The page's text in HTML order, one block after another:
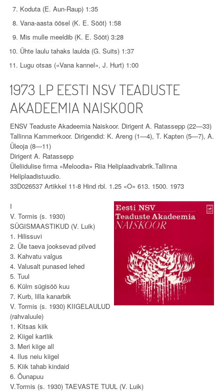
Koduta (E. Aun-Raup) 1:35
Vana-aasta öösel (K. E. Sööt) 1:58
Mis mulle meeldib (K. E. Sööt) 3:28
Ühte laulu tahaks laulda (G. Suits) 1:37
Lugu otsas («Vana kannel», J. Hurt) 1:00
1973 LP EESTI NSV TEADUSTE
AKADEEMIA NAISKOOR
ENSV Teaduste Akadeemia Naiskoor. Dirigent A. Ratassepp (22—33)
Tallinna Kammerkoor. Dirigendid: K. Areng (1—4), T. Kapten (5—7), A.
Üleoja (8—11)
Dirigent A. Ratassepp
Üleliidulise firma «Meloodia» Riia Heliplaadivabrik.Tallinna
Heliplaadistuudio.
33D026537 Artikkel 11-8 Hind rbl. 1.25 «O» 613. 1500. 1973
I
V. Tormis (s. 1930)
SÜGISMAASTIKUD (V. Luik)
1. Hilissuvi
2. Üle taeva jooksevad pilved
3. Kahvatu valgus
4. Valusalt punased lehed
5. Tuul
6. Külm sügisöö kuu
7. Kurb, lilla kanarbik
V. Tormis (s. 1930) KIIGELAULUD
(rahvaluule)
1. Kitsas kiik
2. Kiigel kartlik
3. Meri kiige all
4. Ilus neiu kiigel
5. Kiik tahab kindaid
6. Õunapuu
V.Tormis (s. 1930) TAEVASTE TUUL (V. Luik)